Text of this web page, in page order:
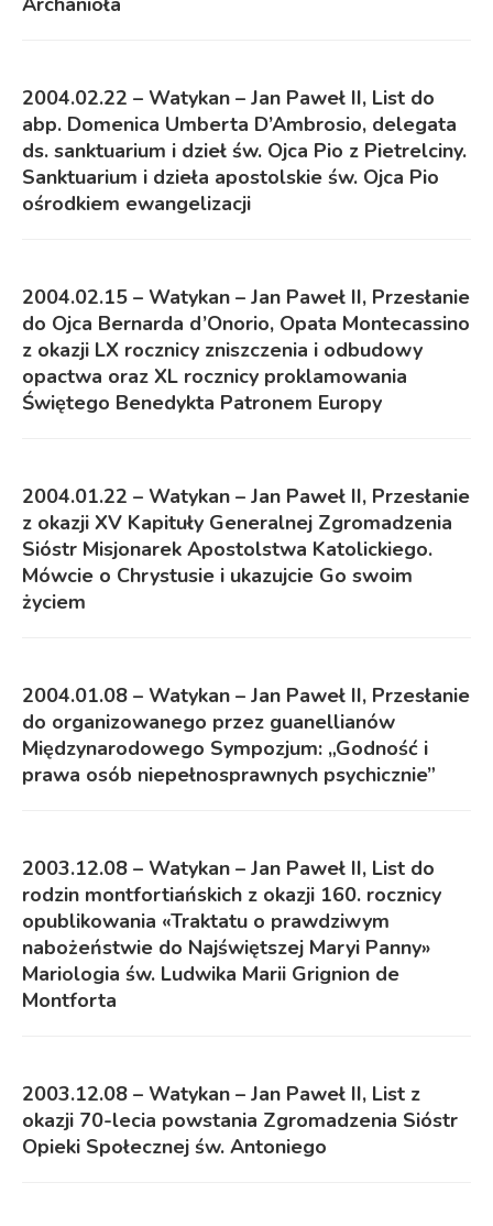
2004.02.22 – Watykan – Jan Paweł II, List do
abp. Domenica Umberta D’Ambrosio, delegata
ds. sanktuarium i dzieł św. Ojca Pio z Pietrelciny.
Sanktuarium i dzieła apostolskie św. Ojca Pio
ośrodkiem ewangelizacji
2004.02.15 – Watykan – Jan Paweł II, Przesłanie
do Ojca Bernarda d’Onorio, Opata Montecassino
z okazji LX rocznicy zniszczenia i odbudowy
opactwa oraz XL rocznicy proklamowania
Świętego Benedykta Patronem Europy
2004.01.22 – Watykan – Jan Paweł II, Przesłanie
z okazji XV Kapituły Generalnej Zgromadzenia
Sióstr Misjonarek Apostolstwa Katolickiego.
Mówcie o Chrystusie i ukazujcie Go swoim
życiem
2004.01.08 – Watykan – Jan Paweł II, Przesłanie
do organizowanego przez guanellianów
Międzynarodowego Sympozjum: „Godność i
prawa osób niepełnosprawnych psychicznie”
2003.12.08 – Watykan – Jan Paweł II, List do
rodzin montfortiańskich z okazji 160. rocznicy
opublikowania «Traktatu o prawdziwym
nabożeństwie do Najświętszej Maryi Panny»
Mariologia św. Ludwika Marii Grignion de
Montforta
2003.12.08 – Watykan – Jan Paweł II, List z
okazji 70-lecia powstania Zgromadzenia Sióstr
Opieki Społecznej św. Antoniego